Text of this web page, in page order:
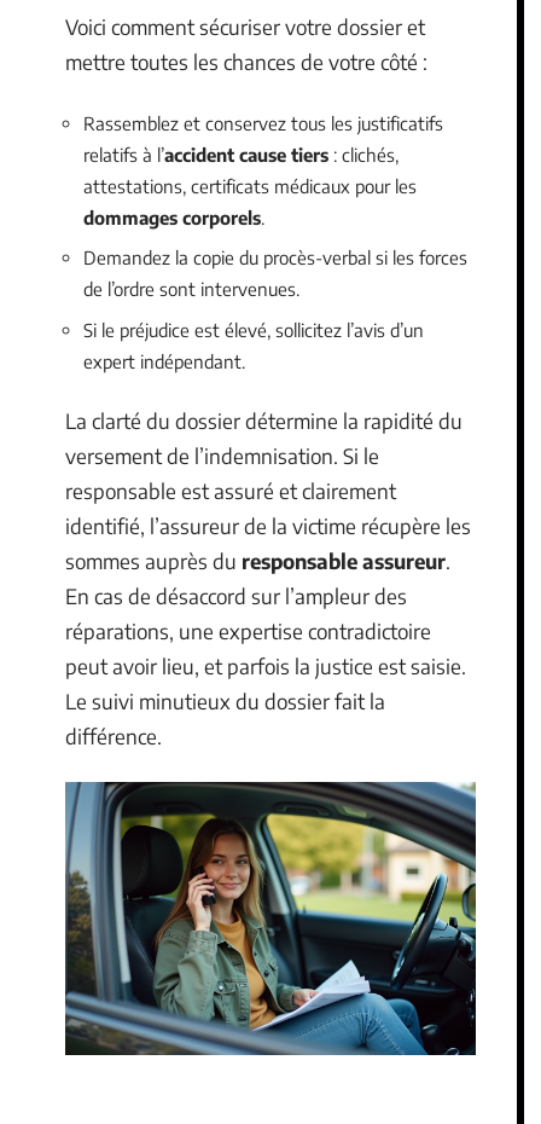
Voici comment sécuriser votre dossier et
mettre toutes les chances de votre côté :
Rassemblez et conservez tous les justificatifs
relatifs à l’accident cause tiers : clichés,
attestations, certificats médicaux pour les
dommages corporels
Demandez la copie du procès-verbal si les forces
de l’ordre sont intervenues.
Si le préjudice est élevé, sollicitez l’avis d’un
expert indépendant.
La clarté du dossier détermine la rapidité du
versement de l’indemnisation. Si le
responsable est assuré et clairement
identifié, l’assureur de la victime récupère les
sommes auprès du responsable assureur.
En cas de désaccord sur l’ampleur des
réparations, une expertise contradictoire
peut avoir lieu, et parfois la justice est saisie.
Le suivi minutieux du dossier fait la
différence.